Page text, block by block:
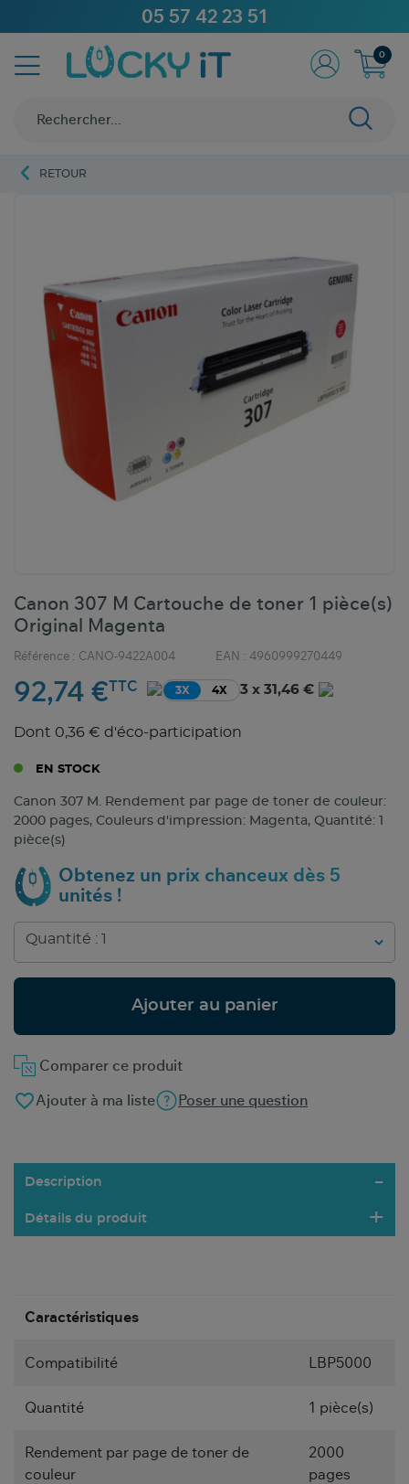
05 57 42 23 51
0
RETOUR
Canon 307 M Cartouche de toner 1 pièce(s)
Original Magenta
Référence : CANO-9422A004 EAN : 4960999270449
92,74 €TTC 3X 4X 3 x 31,46 €
Dont 0,36 € d'éco-participation
EN STOCK
Canon 307 M. Rendement par page de toner de couleur:
2000 pages, Couleurs d'impression: Magenta, Quantité: 1
pièce(s)
Obtenez un prix chanceux dès 5
unités !
Ajouter au panier
favorite_borderAjouter à ma liste Poser une question
Comparer ce produit
Description
Détails du produit
Caractéristiques
Compatibilité LBP5000
Quantité 1 pièce(s)
Rendement par page de toner de
couleur
2000
pages